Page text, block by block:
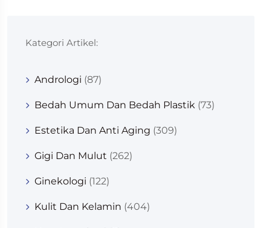
Kategori Artikel:
Andrologi (87)
Bedah Umum Dan Bedah Plastik (73)
Estetika Dan Anti Aging (309)
Gigi Dan Mulut (262)
Ginekologi (122)
Kulit Dan Kelamin (404)